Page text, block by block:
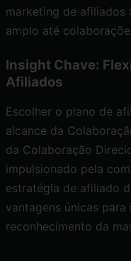
marketing de afiliados
amplo até
Insight Chave:
Afiliados
Escolher o plano de
alcance da
da Colaboração
impulsionado pela
estratégia de afiliado
vantagens únicas
reconhecimento da